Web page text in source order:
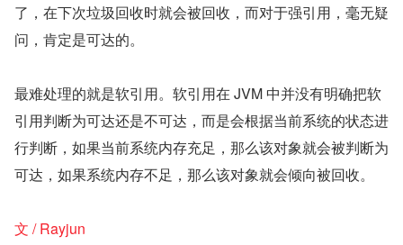
了，在下次垃圾回收时就会被回收，而对于强引用，毫无疑
问，肯定是可达的。
最难处理的就是软引用。软引用在 JVM 中并没有明确把软
引用判断为可达还是不可达，而是会根据当前系统的状态进
行判断，如果当前系统内存充足，那么该对象就会被判断为
可达，如果系统内存不足，那么该对象就会倾向被回收。
文 / Rayjun